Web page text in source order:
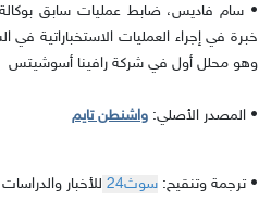
• سام فاديس، ضابط عمليات سابق بوكالة
خبرة في إجراء العمليات الاستخباراتية
وهو محلل أول في شركة رافينا أسوشيتس
• المصدر الأصلي: واشنطن تايم
• ترجمة وتنقيح: سوث24 للأخبار والدراسات